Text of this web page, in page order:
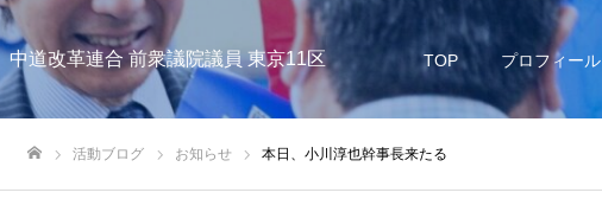
中道改革連合 前衆議院議員 東京11区 TOP プロフィール
活動ブログ お知らせ 本日、小川淳也幹事長来たる